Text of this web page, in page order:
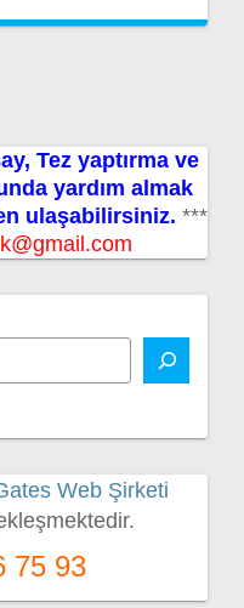
Tez yaptırma ve
yardım almak
ulaşabilirsiniz. ***
Web Şirketi
75 93